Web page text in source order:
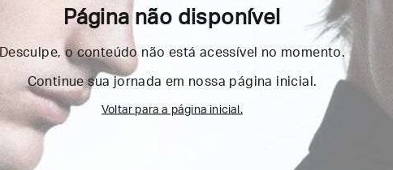
Página não disponível
Desculpe, o conteúdo não está acessível no momento.
Continue sua jornada em nossa página inicial.
Voltar para a página inicial.